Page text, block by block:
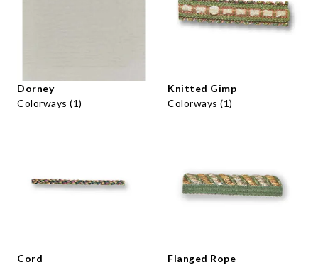
Dorney
Colorways (1)
Knitted Gimp
Colorways (1)
Cord
Flanged Rope